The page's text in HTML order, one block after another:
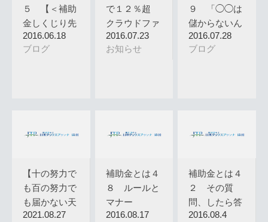
５ 【＜補助
金しくじり先
生＞ ◯◯…
2016.06.18
ブログ
で１２％超
クラウドファ
ンデング …
2016.07.23
お知らせ
９ 「◯◯は
儲からないん
です。わか…
2016.07.28
ブログ
【十の努力で
も百の努力で
も届かない天
才はいる。…
2021.08.27
補助金とは４
８ ルールと
マナー
2016.08.17
補助金とは４
２ その質
問、したら答
えられちゃ
2016.08.4